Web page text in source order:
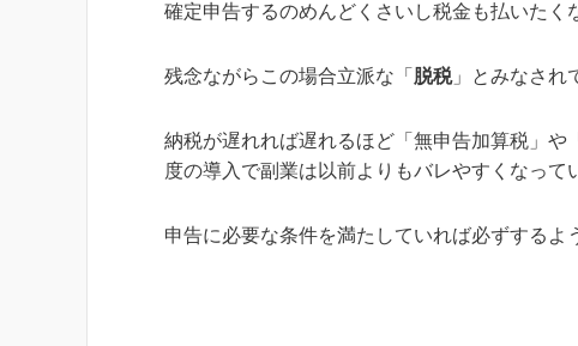
確定申告するのめんどくさいし税金も払いたく
残念ながらこの場合立派な「 脱税」とみなされ
納税が遅れれば遅れるほど「無申告加算税」や
度の導入で副業は以前よりもバレやすくなって
申告に必要な条件を満たしていれば必ずするよ